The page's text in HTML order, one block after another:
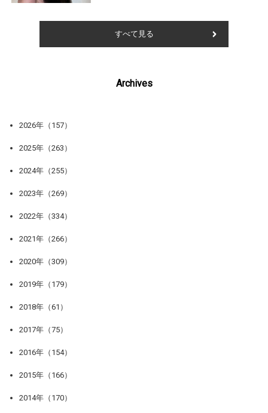
すべて見る
Archives
2026年（157）
2025年（263）
2024年（255）
2023年（269）
2022年（334）
2021年（266）
2020年（309）
2019年（179）
2018年（61）
2017年（75）
2016年（154）
2015年（166）
2014年（170）